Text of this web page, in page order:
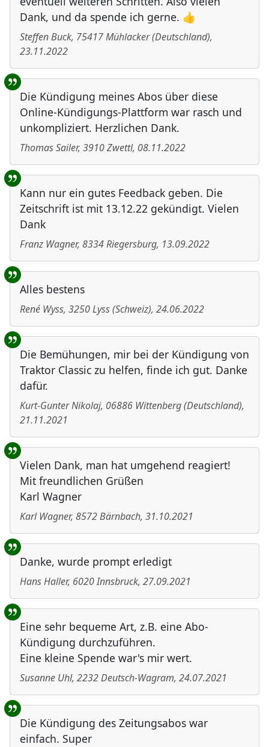
Dank, und da spende ich gerne. 👍
Steffen Buck, 75417Mühlacker(Deutschland),
23.11.2022
Die Kündigung meines Abos über diese
Online-Kündigungs-Plattform war rasch und
unkompliziert. Herzlichen Dank.
Thomas Sailer, 3910Zwettl, 08.11.2022
Kann nur ein gutes Feedback geben. Die
Zeitschrift ist mit 13.12.22 gekündigt. Vielen
Dank
Franz Wagner, 8334Riegersburg, 13.09.2022
Alles bestens
René Wyss, 3250Lyss(Schweiz), 24.06.2022
Die Bemühungen, mir bei der Kündigung von
Traktor Classic zu helfen, finde ich gut. Danke
dafür.
Kurt-Gunter Nikolaj, 06886 Wittenberg(Deutschland),
21.11.2021
Vielen Dank, man hat umgehend reagiert!
Mit freundlichen Grüßen
Karl Wagner
Karl Wagner, 8572Bärnbach, 31.10.2021
Danke, wurde prompt erledigt
Hans Haller, 6020Innsbruck, 27.09.2021
Eine sehr bequeme Art, z.B. eine Abo-
Kündigung durchzuführen.
Eine kleine Spende war's mir wert.
Susanne Uhl, 2232Deutsch-Wagram, 24.07.2021
Die Kündigung des Zeitungsabos war
einfach. Super